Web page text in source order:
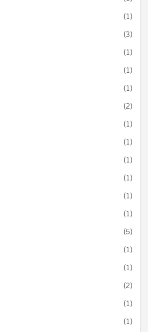
(1)
(3)
(1)
(1)
(1)
(2)
(1)
(1)
(1)
(1)
(1)
(1)
(5)
(1)
(1)
(2)
(1)
(1)